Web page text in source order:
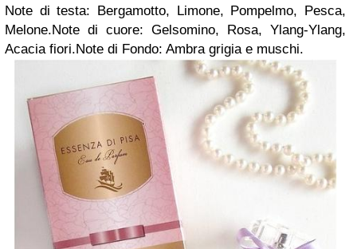
Note di testa: Bergamotto, Limone, Pompelmo, Pesca,
Melone.Note di cuore: Gelsomino, Rosa, Ylang-Ylang,
Acacia fiori.Note di Fondo: Ambra grigia e muschi.